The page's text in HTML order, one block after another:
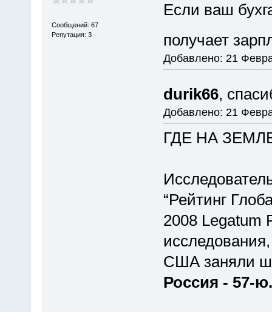
Сообщений: 67
Репутация: 3
Если ваш
получает
Добавлено: 21
durik66,
Добавлено: 21
ГДЕ НА
“Рейтинг
2008 Legatum
США заняли
Россия - 57-ю.